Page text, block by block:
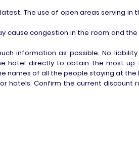
The use of open areas serving in
cause congestion in the room and
information as possible. No
hotel directly to obtain the most
names of all the people staying at
hotels. Confirm the current discount